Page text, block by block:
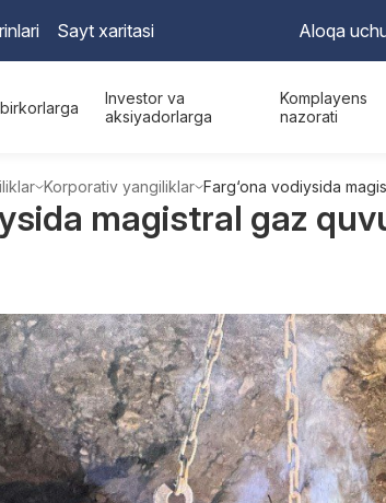
Sayt xaritasi Aloqa
Investor va
aksiyadorlarga
Komplayens
nazorati
Korporativ yangiliklar Farg‘ona vodiysida
magistral gaz